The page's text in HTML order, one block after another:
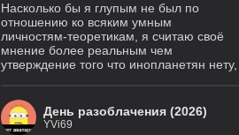
Насколько бы я глупым не был по
отношению ко всяким умным
личностям-теоретикам, я считаю своё
мнение более реальным чем
утверждение того что инопланетян нету,
День разоблачения (2026)
YVi69